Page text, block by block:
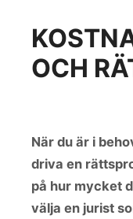
OCH
När du är i
driva en
på hur mycket
välja en jurist